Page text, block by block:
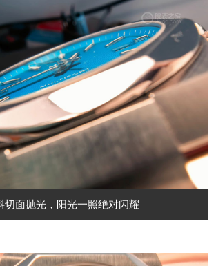
切面抛光，阳光一照绝对闪耀